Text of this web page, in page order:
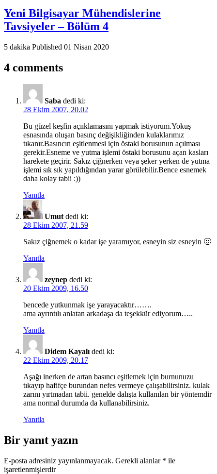
Yeni Bilgisayar Mühendislerine
Tavsiyeler – Bölüm 4
5 dakika Published 01 Nisan 2020
4 comments
Saba dedi ki:
28 Ekim 2007, 20.02
Bu güzel keşfin açııklamasını yapmak istiyorum.Yokuş
esnasında oluşan basınç değişikliğinden kulaklarımız
tıkanır.Basıncın eşitlenmesi için östaki borusunun açılması
gerekir.Esneme ve yutma işlemi östaki borusunu açan kasları
harekete geçirir. Sakız çiğnerken veya şeker yerken de yutma
işlemi sık sık yapıldığından yarar görülebilir.Bence esnemek
daha kolay tabii :))
Yanıtla
Umut dedi ki:
28 Ekim 2007, 21.59
Sakız çiğnemek o kadar işe yaramıyor, esneyin siz esneyin 🙂
Yanıtla
zeynep dedi ki:
20 Ekim 2009, 16.50
bencede yutkunmak işe yarayacaktır…….
ama ayrıntılı anlatan arkadaşa da teşekkür ediyorum…..
Yanıtla
Didem Kayalı dedi ki:
22 Ekim 2009, 20.17
Aşağı inerken de artan basıncı eşitlemek için burnunuzu
tıkayıp hafifçe burundan nefes vermeye çalışabilirsiniz. kulak
zarını yırtmadan tabii. genelde dalışta kullanılan bir yöntemdir
ama normal durumda da kullanabilirsiniz.
Yanıtla
Bir yanıt yazın
E-posta adresiniz yayınlanmayacak. Gerekli alanlar * ile
işaretlenmişlerdir